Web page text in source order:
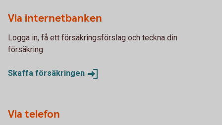
Via internetbanken
Logga in, få ett försäkringsförslag och teckna din
försäkring
Skaffa försäkringen
Via telefon